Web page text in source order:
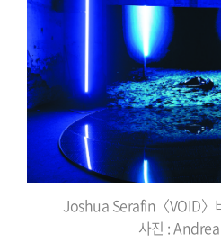
Joshua Serafin〈VOID〉
사진 :